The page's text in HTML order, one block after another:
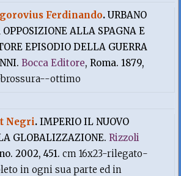
Ferdinando.URBANO
ALLA SPAGNA E
EPISODIO DELLA GUERRA
Bocca Editore, Roma. 1879,
brossura--ottimo
Negri.IMPERIO IL NUOVO
GLOBALIZZAZIONE.Rizzoli
2002, 451.cm 16x23-rilegato-
in ogni sua parte ed in